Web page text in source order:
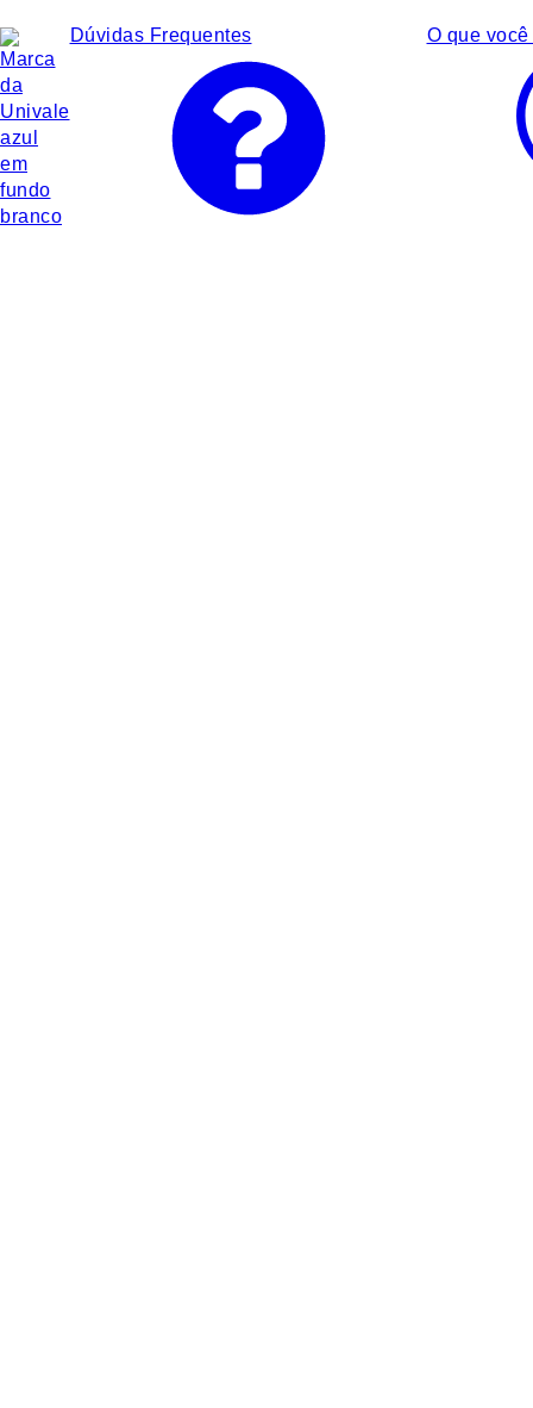
Dúvidas Frequentes O que